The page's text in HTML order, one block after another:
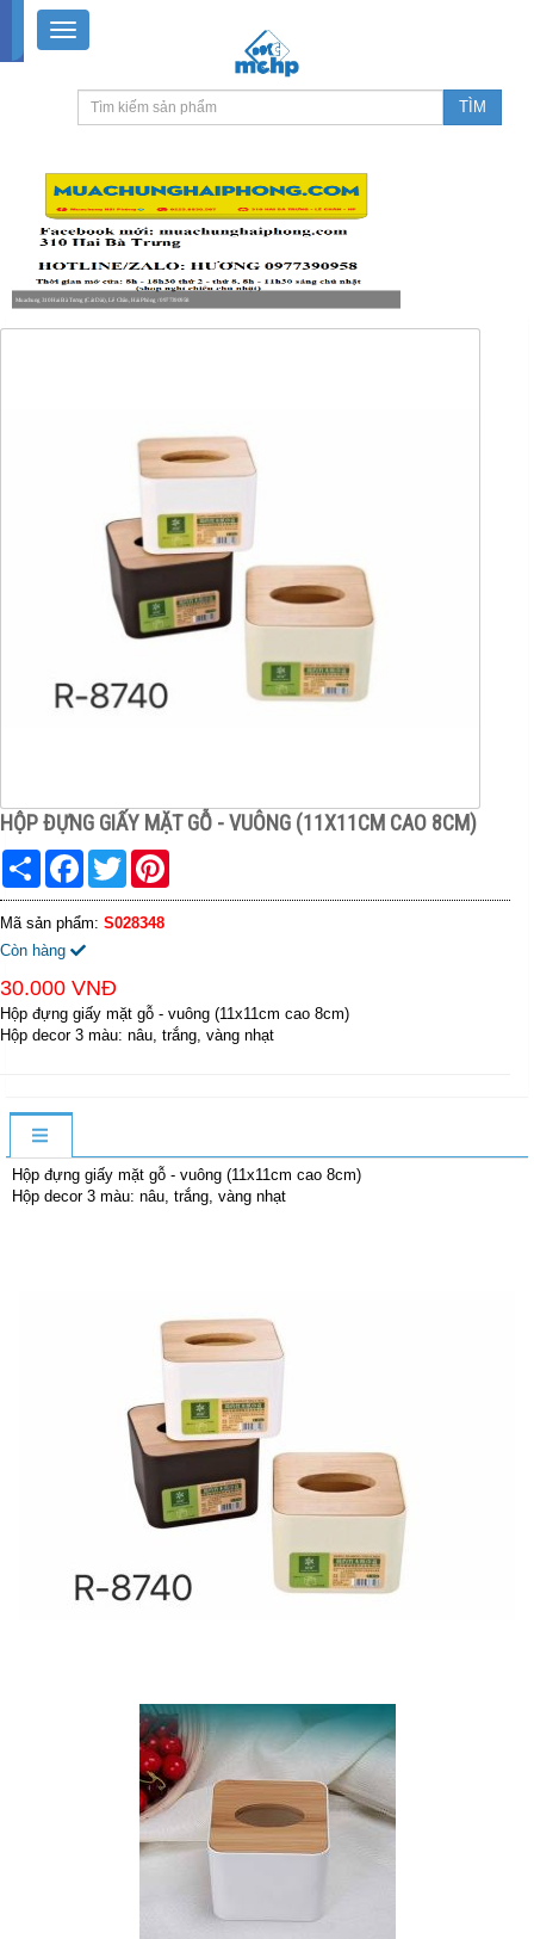
Muachung 310 Hai Bà Trưng (Cát Dài), Lê Chân, Hải Phòng / 0977390958
HỘP ĐỰNG GIẤY MẶT GỖ - VUÔNG (11X11CM CAO 8CM)
Share FacebookTwitter
Mã sản phẩm: S028348
Còn hàng
30.000 VNĐ
Hộp đựng giấy mặt gỗ - vuông (11x11cm cao 8cm)
Hộp decor 3 màu: nâu, trắng, vàng nhạt
Hộp đựng giấy mặt gỗ - vuông (11x11cm cao 8cm)
Hộp decor 3 màu: nâu, trắng, vàng nhạt